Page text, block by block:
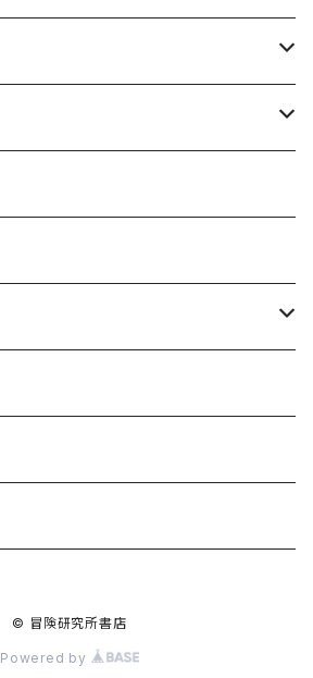
© 冒険研究所書店
Powered by